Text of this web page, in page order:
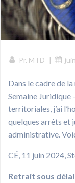
Pr. MTD |
Dans le cadre de
Semaine
territoriales, j’ai
quelques arrêts et
administrative.
CÉ, 11 juin 2024,
Retrait sous